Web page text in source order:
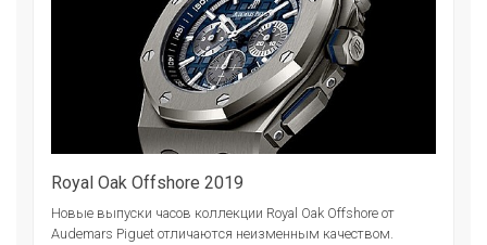
Royal Oak Offshore 2019
Новые выпуски часов коллекции Royal Oak Offshore от
Audemars Piguet отличаются неизменным качеством.